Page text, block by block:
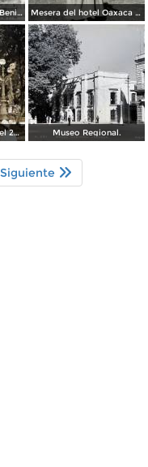
Casa que habitó Don Benito Juárez Mesera del hotel Oaxaca Courts vistiendo traje típico
El Zocalo ( Circulada el 23 de Julio de 1953 ). Museo Regional.
Siguiente